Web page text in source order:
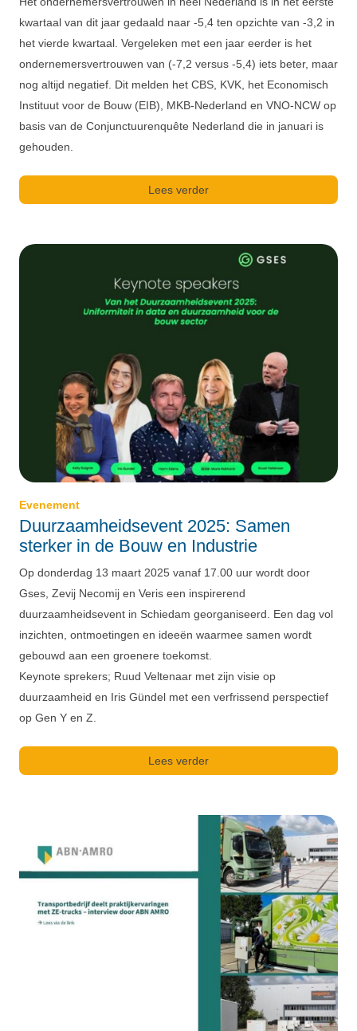
kwartaal van dit jaar gedaald naar -5,4 ten opzichte van -3,2 in
het vierde kwartaal. Vergeleken met een jaar eerder is het
ondernemersvertrouwen van (-7,2 versus -5,4) iets beter, maar
nog altijd negatief. Dit melden het CBS, KVK, het Economisch
Instituut voor de Bouw (EIB), MKB-Nederland en VNO-NCW op
basis van de Conjunctuurenquête Nederland die in januari is
gehouden.
Lees verder
Evenement
Duurzaamheidsevent 2025: Samen
sterker in de Bouw en Industrie
Op donderdag 13 maart 2025 vanaf 17.00 uur wordt door
Gses, Zevij Necomij en Veris een inspirerend
duurzaamheidsevent in Schiedam georganiseerd. Een dag vol
inzichten, ontmoetingen en ideeën waarmee samen wordt
gebouwd aan een groenere toekomst.
Keynote sprekers; Ruud Veltenaar met zijn visie op
duurzaamheid en Iris Gündel met een verfrissend perspectief
op Gen Y en Z.
Lees verder